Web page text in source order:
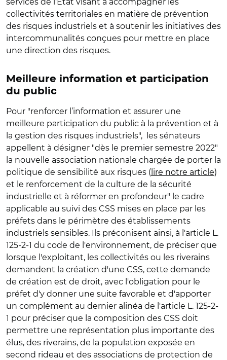
collectivités territoriales en matière de prévention
des risques industriels et à soutenir les initiatives des
intercommunalités conçues pour mettre en place
une direction des risques.
Meilleure information et participation
du public
Pour "renforcer l’information et assurer une
meilleure participation du public à la prévention et à
la gestion des risques industriels", les sénateurs
appellent à désigner "dès le premier semestre 2022"
la nouvelle association nationale chargée de porter la
politique de sensibilité aux risques ( lire notre article)
et le renforcement de la culture de la sécurité
industrielle et à réformer en profondeur" le cadre
applicable au suivi des CSS mises en place par les
préfets dans le périmètre des établissements
industriels sensibles. Ils préconisent ainsi, à l'article L.
125-2-1 du code de l'environnement, de préciser que
lorsque l'exploitant, les collectivités ou les riverains
demandent la création d'une CSS, cette demande
de création est de droit, avec l'obligation pour le
préfet d'y donner une suite favorable et d'apporter
un complément au dernier alinéa de l'article L. 125-2-
1 pour préciser que la composition des CSS doit
permettre une représentation plus importante des
élus, des riverains, de la population exposée en
second rideau et des associations de protection de